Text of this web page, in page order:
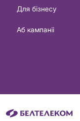
Для бізнесу
Аб кампаніі